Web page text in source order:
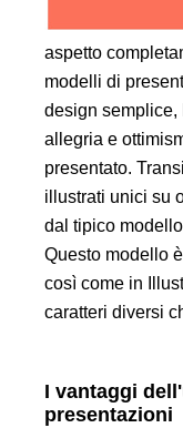
aspetto
modelli di
design semplice,
allegria e
presentato.
illustrati unici su
dal tipico
Questo modello
così come in
caratteri diversi
I vantaggi
presentazioni